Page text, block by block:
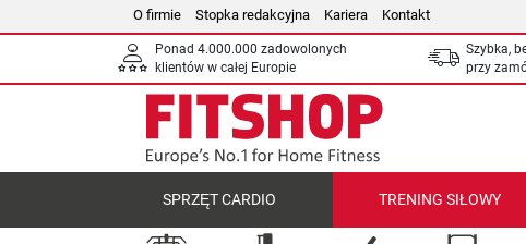
O firmie Stopka redakcyjna Kariera Kontakt
Ponad 4.000.000 zadowolonych
klientów w całej Europie
Szybka,
przy
SPRZĘT CARDIO TRENING SIŁOWY